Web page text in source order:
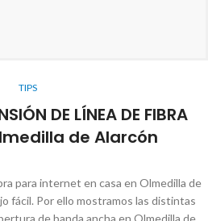
TIPS
DE LÍNEA DE FIBRA
de Alarcón
para internet en casa en Olmedilla de
fácil. Por ello mostramos las distintas